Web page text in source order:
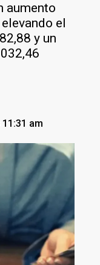
aumento
el
y un
am